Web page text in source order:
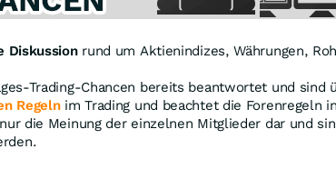
Diskussionrund um Aktienindizes, Währungen,
Trading-Chancen bereits beantwortet und sind
Regelnim Trading und beachtet die Forenregeln
die Meinung der einzelnen Mitglieder dar und